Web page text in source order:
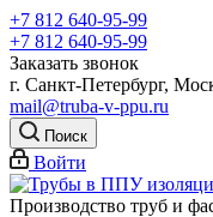
+7 812 640-95-99
+7 812 640-95-99
Заказать звонок
г. Санкт-
mail@truba-v-ppu.ru
Поиск
Войти
Производство труб и